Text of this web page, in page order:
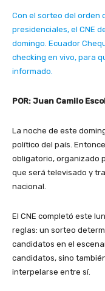
Con el sorteo del orden
presidenciales, el CNE
domingo. Ecuador
checking en vivo, para
informado.
POR: Juan Camilo
La noche de este
político del país.
obligatorio, organizado
que será televisado y
nacional.
El CNE completó este
reglas: un sorteo
candidatos en el
candidatos, sino
interpelarse entre sí.